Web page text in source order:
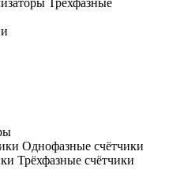
Трехфазные
Однофазные счётчики
Трёхфазные счётчики